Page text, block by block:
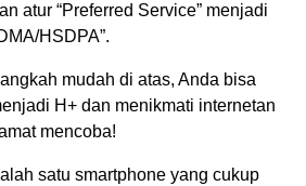
atur “Preferred Service” menjadi
HSDPA”.
mudah di atas, Anda bisa
H+ dan menikmati internetan
mencoba!
satu smartphone yang cukup